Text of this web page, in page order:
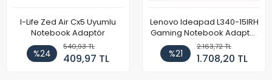
I-Life Zed Air Cx5 Uyumlu
Notebook Adaptör
%24
540,93 TL
409,97 TL
Lenovo Ideapad L340-15IRH
Gaming Notebook Adaptör
Cihazı Şarj Aleti (150W)
%21
2.163,72 TL
1.708,20 TL